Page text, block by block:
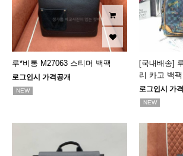
루*비통 M27063 스티머 백팩
로그인시 가격공개
NEW
[국내배송]
리 카고 백팩
로그인시 가
NEW